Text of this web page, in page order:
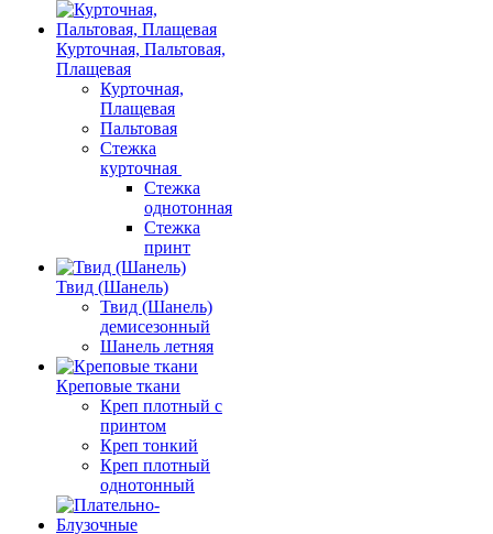
Курточная, Пальтовая,
Плащевая
Курточная,
Плащевая
Пальтовая
Стежка
курточная
Стежка
однотонная
Стежка
принт
Твид (Шанель)
Твид (Шанель)
демисезонный
Шанель летняя
Креповые ткани
Креп плотный с
принтом
Креп тонкий
Креп плотный
однотонный